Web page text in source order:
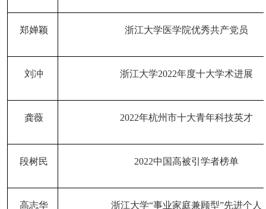
郑婵颖 浙江大学医学院优秀共产党员
刘冲 浙江大学2022年度十大学术进展
龚薇 2022年杭州市十大青年科技英才
段树民 2022中国高被引学者榜单
高志华 浙江大学“事业家庭兼顾型”先进个人